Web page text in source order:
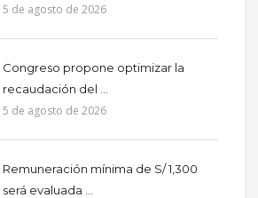
5 de agosto de 2026
Congreso propone optimizar la
recaudación del ...
5 de agosto de 2026
Remuneración mínima de S/ 1,300
será evaluada ...